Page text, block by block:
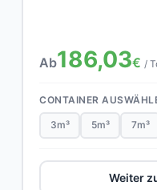
Ab186,03€ /
CONTAINER
3m³ 5m³ 7m³
Weiter